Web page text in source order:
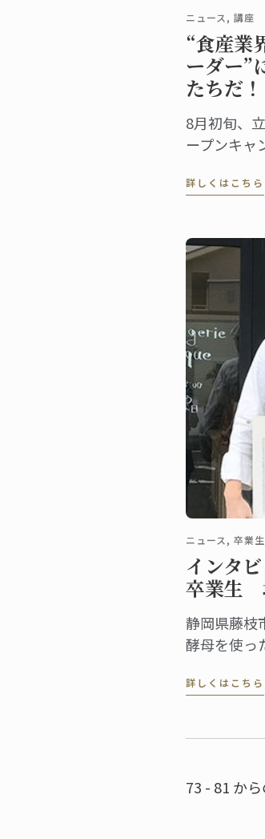
ニュース, 講座
“食産業
ーダー”
たちだ！
8月初旬、
ープンキャ
わこ・くさ
詳しくはこちら
ニュース, 卒業生
インタ
卒業生
静岡県藤枝
酵母を使っ
ジェリモザ
に精力的に
詳しくはこちら
73 - 81 か